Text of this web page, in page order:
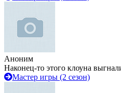
Аноним
Наконец-то этого клоуна
Мастер игры (2 сезон)